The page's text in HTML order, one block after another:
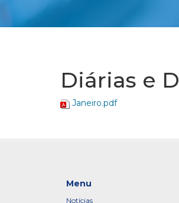
Diárias e
Janeiro.pdf
Menu
Notícias